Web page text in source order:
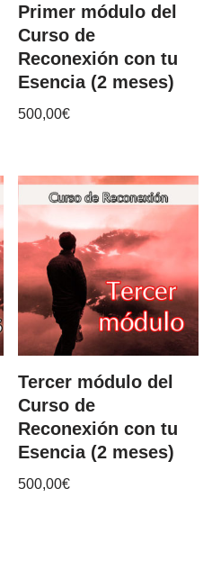
Primer módulo del
Curso de
Reconexión con tu
Esencia (2 meses)
500,00€
Tercer módulo del
Curso de
Reconexión con tu
Esencia (2 meses)
500,00€